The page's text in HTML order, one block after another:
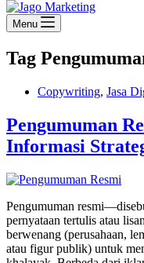
Menu
Tag
Copywriting, Jasa
Pengumuman
Informasi
Pengumuman
pernyataan tertulis atau
berwenang (perusahaan,
atau figur publik) untuk